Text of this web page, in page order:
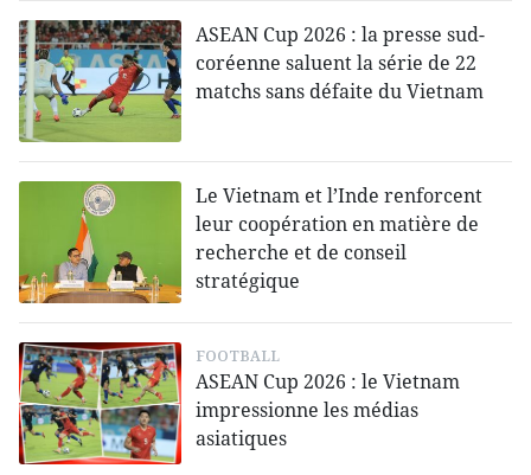
ASEAN Cup 2026 : la presse sud-
coréenne saluent la série de 22
matchs sans défaite du Vietnam
Le Vietnam et l’Inde renforcent
leur coopération en matière de
recherche et de conseil
stratégique
FOOTBALL
ASEAN Cup 2026 : le Vietnam
impressionne les médias
asiatiques